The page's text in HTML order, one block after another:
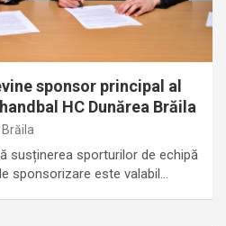
sponsor principal al
HC Dunărea Brăila
susținerea sporturilor de echipă
sponsorizare este valabil…